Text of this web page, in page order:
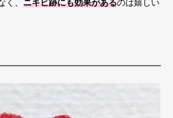
く、 ニキビ跡にも効果があるのは嬉しい